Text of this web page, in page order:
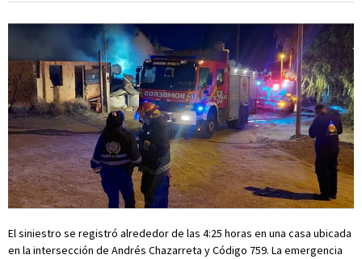
El siniestro se registró alrededor de las 4:25 horas en una casa ubicada
en la intersección de Andrés Chazarreta y Código 759. La emergencia